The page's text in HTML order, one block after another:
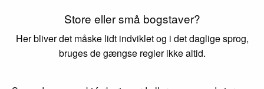
Store eller små bogstaver?
Her bliver det måske lidt indviklet og i det daglige sprog,
bruges de gængse regler ikke altid.